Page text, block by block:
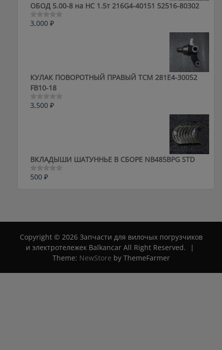
ОБОД 5.00-8 на HC 1.5т 216G4-40151 52516-80302
Оценка
3,000 ₽
КУЛАК ПОВОРОТНЫЙ ПРАВЫЙ ТСМ 281E4-30052
FB10-18
Оценка
3,500 ₽
ВКЛАДЫШИ ШАТУННЬЕ В СБОРЕ NB485BPG STD
Оценка
500 ₽
Copyright © 2026 Запчасти для вилочых погрузчиков
и электротележек Balkancar All Right Reserved.
|
Theme: NewStore by ThemeFarmer